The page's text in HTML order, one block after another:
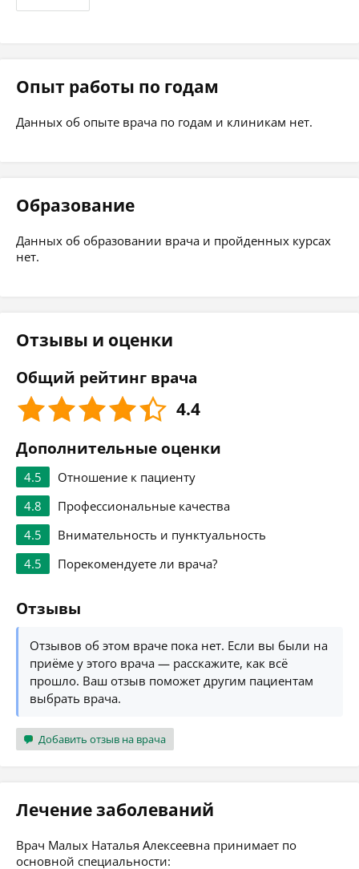
Опыт работы по годам
Данных об опыте врача по годам и клиникам нет.
Образование
Данных об образовании врача и пройденных курсах
нет.
Отзывы и оценки
Общий рейтинг врача
4.4
Дополнительные оценки
4.5
Отношение к пациенту
4.8
Профессиональные качества
4.5
Внимательность и пунктуальность
4.5
Порекомендуете ли врача?
Отзывы
Отзывов об этом враче пока нет. Если вы были на
приёме у этого врача — расскажите, как всё
прошло. Ваш отзыв поможет другим пациентам
выбрать врача.
Добавить отзыв на врача
Лечение заболеваний
Врач Малых Наталья Алексеевна принимает по
основной специальности: